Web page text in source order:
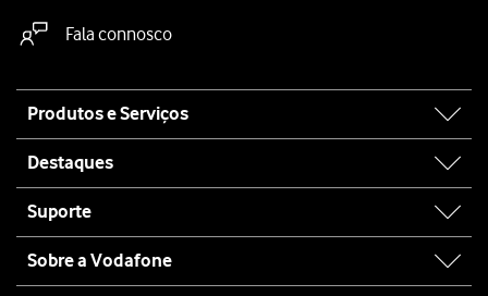
Fala connosco
map
Produtos e Serviços
Destaques
Suporte
Sobre a Vodafone